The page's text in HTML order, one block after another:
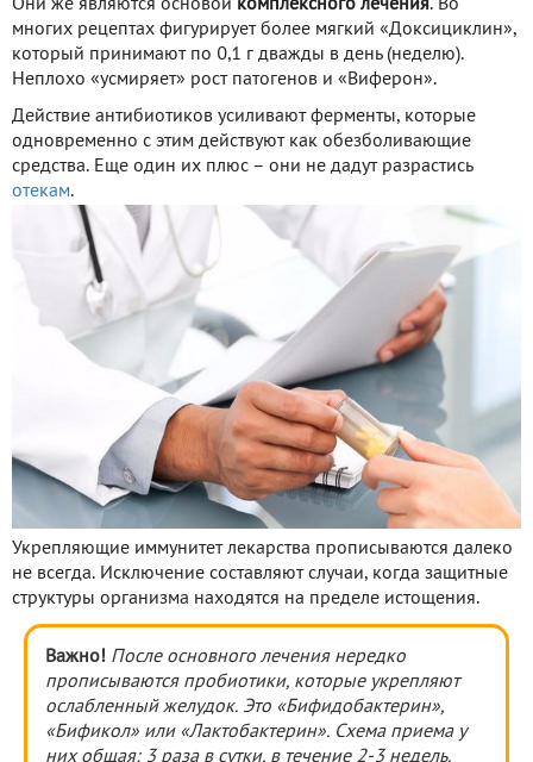
Они же являются основой комплексного лечения. Во
многих рецептах фигурирует более мягкий «Доксициклин»,
который принимают по 0,1 г дважды в день (неделю).
Неплохо «усмиряет» рост патогенов и «Виферон».
Действие антибиотиков усиливают ферменты, которые
одновременно с этим действуют как обезболивающие
средства. Еще один их плюс – они не дадут разрастись
отекам.
Укрепляющие иммунитет лекарства прописываются далеко
не всегда. Исключение составляют случаи, когда защитные
структуры организма находятся на пределе истощения.
Важно! После основного лечения нередко
прописываются пробиотики, которые укрепляют
ослабленный желудок. Это «Бифидобактерин»,
«Бификол» или «Лактобактерин». Схема приема у
них общая: 3 раза в сутки, в течение 2-3 недель.